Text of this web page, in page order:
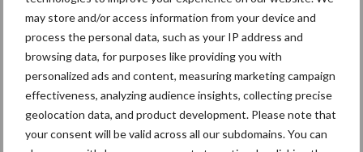
may store and/or access information from your device and
process the personal data, such as your IP address and
browsing data, for purposes like providing you with
personalized ads and content, measuring marketing campaign
effectiveness, analyzing audience insights, collecting precise
geolocation data, and product development. Please note that
your consent will be valid across all our subdomains. You can
Meer lezen over:
Maak uw keuze